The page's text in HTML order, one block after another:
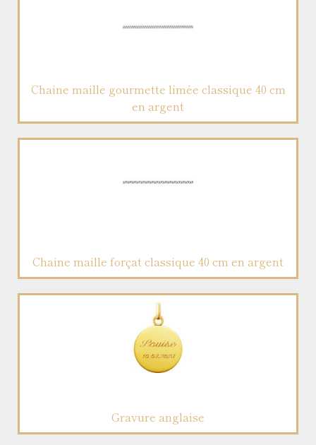
Chaine maille gourmette limée classique 40 cm
en argent
Chaine maille forçat classique 40 cm en argent
Gravure anglaise